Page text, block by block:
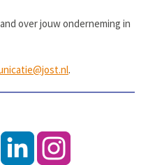
over jouw onderneming in
.